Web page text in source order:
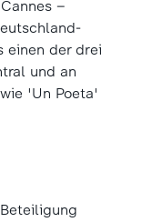
–
einen der drei
und an
'Un Poeta'